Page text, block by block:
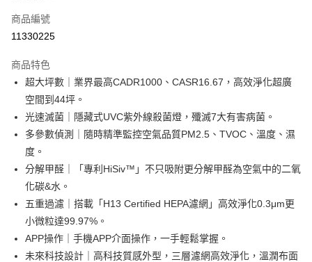
合作金庫商業銀行
上海商業儲蓄銀行
臺灣中小企業銀行
匯豐（台灣）商業銀行
華泰商業銀行
聯邦商業銀行
元大商業銀行
永豐商業銀行
玉山商業銀行
星展（台灣）商業銀行
台灣樂天信用卡公司
合作金庫商業銀行
上海商業儲蓄銀行
國泰世華商業銀行
兆豐國際商業銀行
匯豐（台灣）商業銀行
聯邦商業銀行
遠東國際商業銀行
元大商業銀行
永豐商業銀行
玉山商業銀行
台新國際商業銀行
中國信託商業銀行
即享券
LINE Pay
Apple Pay
街口支付
Google Pay
ATM付款
運送方式
宅配
每筆NT$100，滿NT$999(含以上)免運費
商品編號
11330225
商品特色
超大坪數｜業界最高CADR1000、CASR16.67，高效淨化超廣
空間到44坪。
光速滅菌｜隱藏式UVC紫外線殺菌燈，殲滅7大有害病菌。
多參數偵測｜隨時精準監控空氣品質PM2.5、TVOC、溫度、濕
度。
分解甲醛｜「專利HiSiv™」不只吸附更分解甲醛為空氣中的二氧
化碳&水。
五重過濾｜搭載「H13 Certified HEPA濾網」高效淨化0.3μm更
小微粒達99.97%。
APP操作｜手機APP介面操作，一手輕鬆掌握。
未來科技設計｜高科技質感外型，三層濾網高效淨化，溫潤布面